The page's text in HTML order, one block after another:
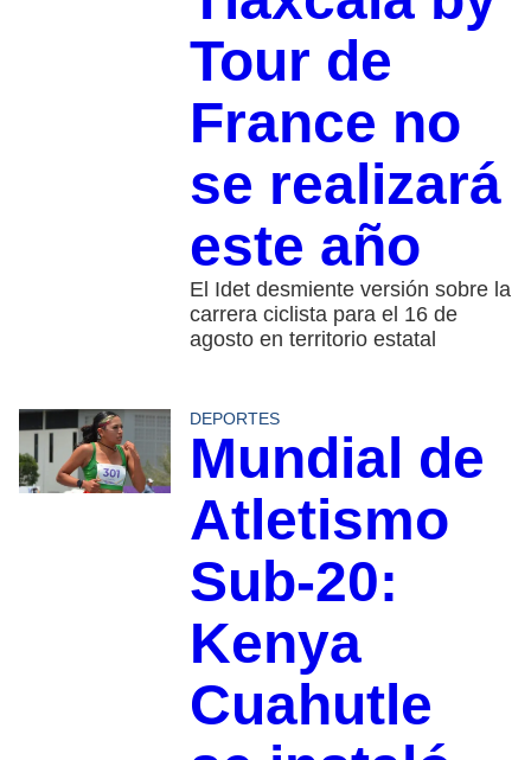
Tour de
France no
se realizará
este año
El Idet desmiente versión sobre la
carrera ciclista para el 16 de
agosto en territorio estatal
DEPORTES
Mundial de
Atletismo
Sub-20:
Kenya
Cuahutle